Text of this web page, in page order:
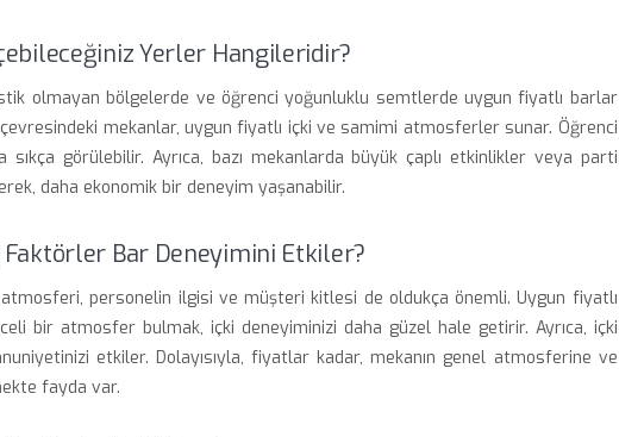
Yerler Hangileridir?
olmayan bölgelerde ve öğrenci yoğunluklu semtlerde uygun fiyatlı barlar
mekanlar, uygun fiyatlı içki ve samimi atmosferler sunar. Öğrenci
görülebilir. Ayrıca, bazı mekanlarda büyük çaplı etkinlikler veya parti
daha ekonomik bir deneyim yaşanabilir.
Faktörler Bar Deneyimini Etkiler?
atmosferi, personelin ilgisi ve müşteri kitlesi de oldukça önemli. Uygun fiyatlı
bir atmosfer bulmak, içki deneyiminizi daha güzel hale getirir. Ayrıca, içki
etkiler. Dolayısıyla, fiyatlar kadar, mekanın genel atmosferine ve
fayda var.